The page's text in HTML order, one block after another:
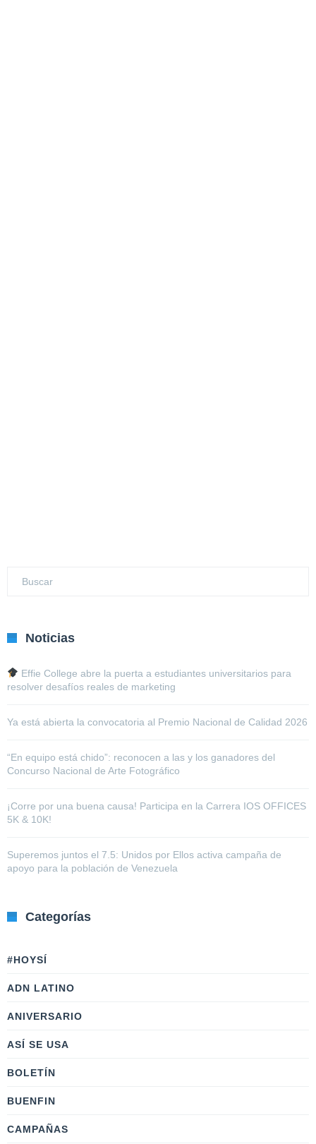
Noticias
Effie College abre la puerta a estudiantes universitarios para
resolver desafíos reales de marketing
Ya está abierta la convocatoria al Premio Nacional de Calidad 2026
“En equipo está chido”: reconocen a las y los ganadores del
Concurso Nacional de Arte Fotográfico
¡Corre por una buena causa! Participa en la Carrera IOS OFFICES
5K & 10K!
Superemos juntos el 7.5: Unidos por Ellos activa campaña de
apoyo para la población de Venezuela
Categorías
#HOYSÍ
ADN LATINO
ANIVERSARIO
ASÍ SE USA
BOLETÍN
BUENFIN
CAMPAÑAS